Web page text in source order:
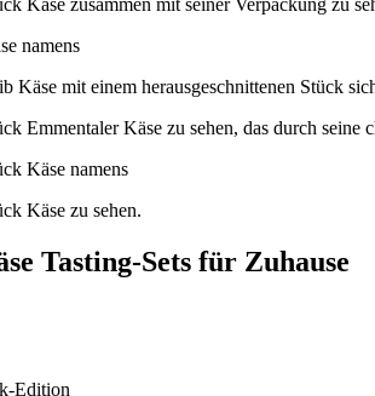
Tasting-Sets für Zuhause